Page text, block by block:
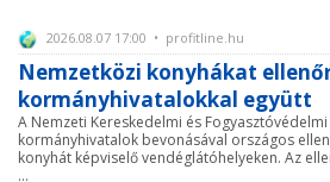
2026.08.07 17:00 • profitline.hu
Nemzetközi konyhákat
kormányhivatalokkal együtt
A Nemzeti Kereskedelmi és Fogyasztóvédelmi
kormányhivatalok bevonásával országos
konyhát képviselő vendéglátóhelyeken. Az
...